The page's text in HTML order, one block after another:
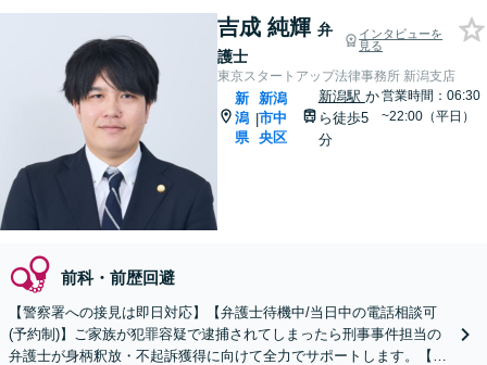
吉成 純輝 弁
護士
インタビューを
見る
東京スタートアップ法律事務所 新潟支店
新
潟
県
|
新潟
市中
央区
新潟駅 か
ら徒歩5
分
営業時間：06:30
~22:00（平日）
前科・前歴回避
【警察署への接見は即日対応】【弁護士待機中/当日中の電話相談可
(予約制)】ご家族が犯罪容疑で逮捕されてしまったら刑事事件担当の
弁護士が身柄釈放・不起訴獲得に向けて全力でサポートします。【毎